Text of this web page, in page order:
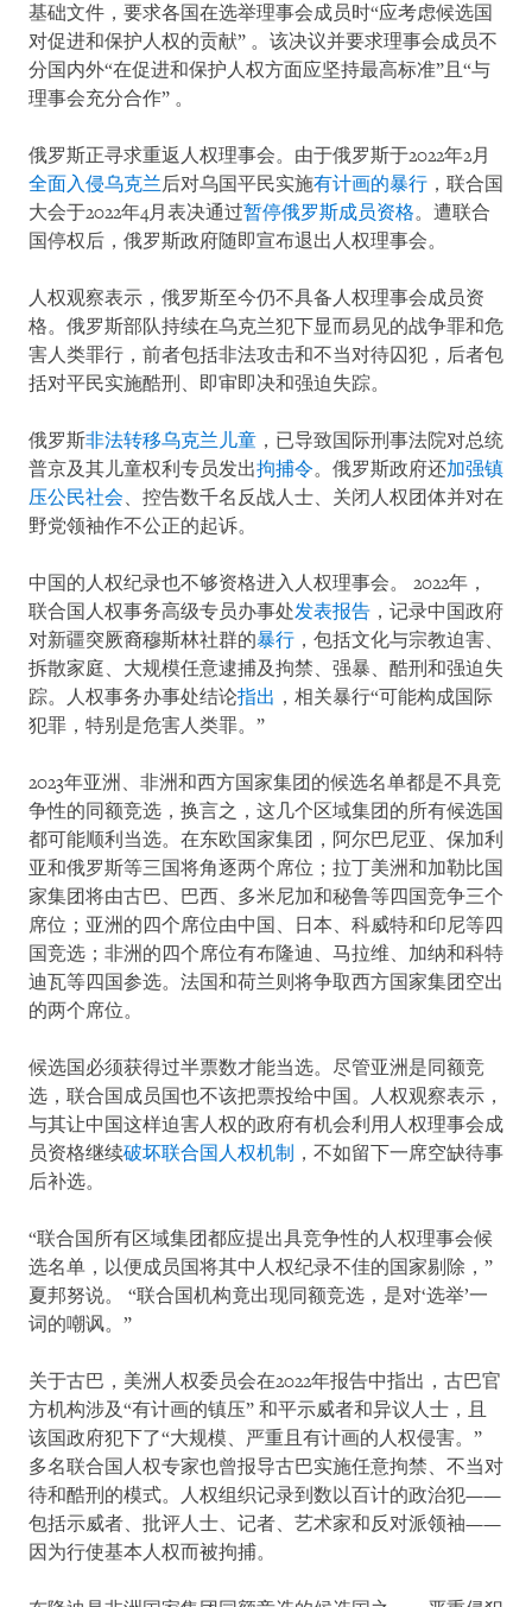
基础文件，要求各国在选举理事会成员时“应考虑候选国
对促进和保护人权的贡献” 。该决议并要求理事会成员不
分国内外“在促进和保护人权方面应坚持最高标准”且“与
理事会充分合作” 。
俄罗斯正寻求重返人权理事会。由于俄罗斯于2022年2月
全面入侵乌克兰后对乌国平民实施有计画的暴行 ，联合国
大会于2022年4月表决通过暂停俄罗斯成员资格。遭联合
国停权后，俄罗斯政府随即宣布退出人权理事会。
人权观察表示，俄罗斯至今仍不具备人权理事会成员资
格。俄罗斯部队持续在乌克兰犯下显而易见的战争罪和危
害人类罪行，前者包括非法攻击和不当对待囚犯，后者包
括对平民实施酷刑、即审即决和强迫失踪。
俄罗斯非法转移乌克兰儿童 ，已导致国际刑事法院对总统
普京及其儿童权利专员发出拘捕令。俄罗斯政府还加强镇
压公民社会、控告数千名反战人士、关闭人权团体并对在
野党领袖作不公正的起诉。
中国的人权纪录也不够资格进入人权理事会。 2022年，
联合国人权事务高级专员办事处发表报告 ，记录中国政府
对新疆突厥裔穆斯林社群的暴行 ，包括文化与宗教迫害、
拆散家庭、大规模任意逮捕及拘禁、强暴、酷刑和强迫失
踪。人权事务办事处结论指出 ，相关暴行“可能构成国际
犯罪，特别是危害人类罪。”
2023年亚洲、非洲和西方国家集团的候选名单都是不具竞
争性的同额竞选，换言之，这几个区域集团的所有候选国
都可能顺利当选。在东欧国家集团，阿尔巴尼亚、保加利
亚和俄罗斯等三国将角逐两个席位；拉丁美洲和加勒比国
家集团将由古巴、巴西、多米尼加和秘鲁等四国竞争三个
席位；亚洲的四个席位由中国、日本、科威特和印尼等四
国竞选；非洲的四个席位有布隆迪、马拉维、加纳和科特
迪瓦等四国参选。法国和荷兰则将争取西方国家集团空出
的两个席位。
候选国必须获得过半票数才能当选。尽管亚洲是同额竞
选，联合国成员国也不该把票投给中国。人权观察表示，
与其让中国这样迫害人权的政府有机会利用人权理事会成
员资格继续破坏联合国人权机制 ，不如留下一席空缺待事
后补选。
“联合国所有区域集团都应提出具竞争性的人权理事会候
选名单，以便成员国将其中人权纪录不佳的国家剔除，”
夏邦努说。 “联合国机构竟出现同额竞选，是对‘选举’一
词的嘲讽。”
关于古巴，美洲人权委员会在2022年报告中指出，古巴官
方机构涉及“有计画的镇压” 和平示威者和异议人士，且
该国政府犯下了“大规模、严重且有计画的人权侵害。”
多名联合国人权专家也曾报导古巴实施任意拘禁、不当对
待和酷刑的模式。人权组织记录到数以百计的政治犯——
包括示威者、批评人士、记者、艺术家和反对派领袖——
因为行使基本人权而被拘捕。